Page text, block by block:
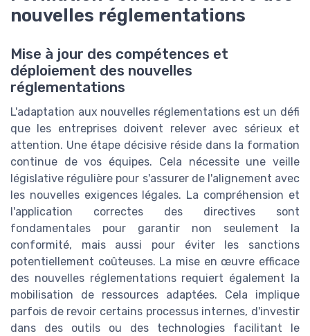
nouvelles réglementations
Mise à jour des compétences et
déploiement des nouvelles
réglementations
L'adaptation aux nouvelles réglementations est un défi
que les entreprises doivent relever avec sérieux et
attention. Une étape décisive réside dans la formation
continue de vos équipes. Cela nécessite une veille
législative régulière pour s'assurer de l'alignement avec
les nouvelles exigences légales. La compréhension et
l'application correctes des directives sont
fondamentales pour garantir non seulement la
conformité, mais aussi pour éviter les sanctions
potentiellement coûteuses. La mise en œuvre efficace
des nouvelles réglementations requiert également la
mobilisation de ressources adaptées. Cela implique
parfois de revoir certains processus internes, d'investir
dans des outils ou des technologies facilitant le